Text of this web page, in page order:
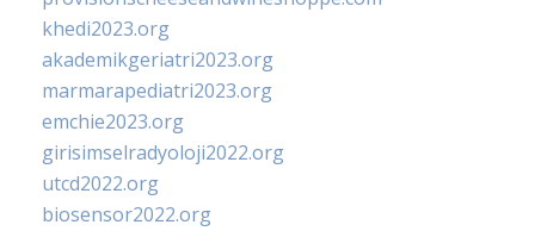
khedi2023.org
akademikgeriatri2023.org
marmarapediatri2023.org
emchie2023.org
girisimselradyoloji2022.org
utcd2022.org
biosensor2022.org